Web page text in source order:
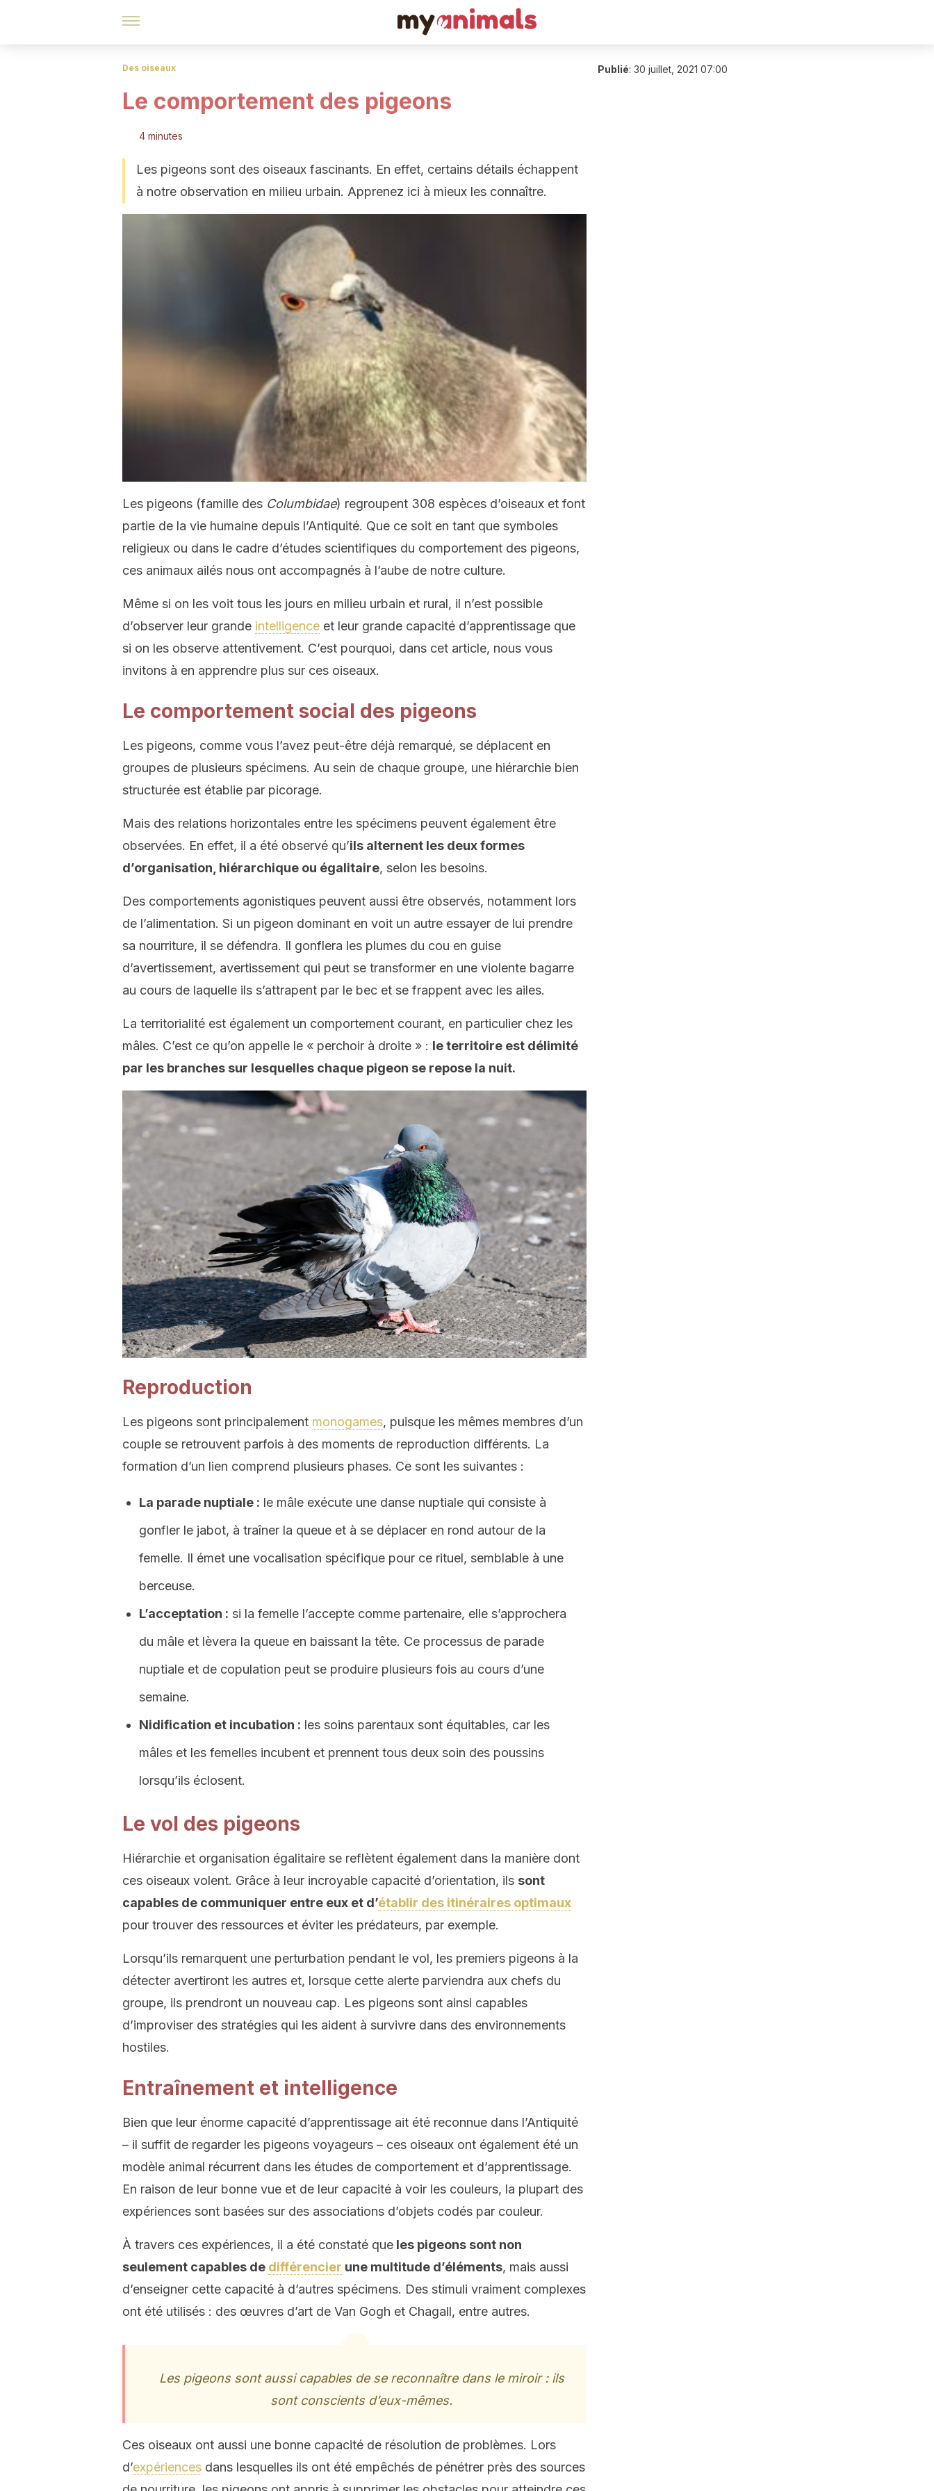
Des oiseaux
Le comportement des pigeons
4 minutes
Les pigeons sont des oiseaux fascinants. En effet, certains détails échappent
à notre observation en milieu urbain. Apprenez ici à mieux les connaître.
Les pigeons (famille des Columbidae) regroupent 308 espèces d’oiseaux et font
partie de la vie humaine depuis l’Antiquité. Que ce soit en tant que symboles
religieux ou dans le cadre d’études scientifiques du comportement des pigeons,
ces animaux ailés nous ont accompagnés à l’aube de notre culture.
Même si on les voit tous les jours en milieu urbain et rural, il n’est possible
d’observer leur grande intelligence et leur grande capacité d’apprentissage que
si on les observe attentivement. C’est pourquoi, dans cet article, nous vous
invitons à en apprendre plus sur ces oiseaux.
Le comportement social des pigeons
Les pigeons, comme vous l’avez peut-être déjà remarqué, se déplacent en
groupes de plusieurs spécimens. Au sein de chaque groupe, une hiérarchie bien
structurée est établie par picorage.
Mais des relations horizontales entre les spécimens peuvent également être
observées. En effet, il a été observé qu’ils alternent les deux formes
d’organisation, hiérarchique ou égalitaire, selon les besoins.
Des comportements agonistiques peuvent aussi être observés, notamment lors
de l’alimentation. Si un pigeon dominant en voit un autre essayer de lui prendre
sa nourriture, il se défendra. Il gonflera les plumes du cou en guise
d’avertissement, avertissement qui peut se transformer en une violente bagarre
au cours de laquelle ils s’attrapent par le bec et se frappent avec les ailes.
La territorialité est également un comportement courant, en particulier chez les
mâles. C’est ce qu’on appelle le « perchoir à droite » : le territoire est délimité
par les branches sur lesquelles chaque pigeon se repose la nuit.
Reproduction
Les pigeons sont principalement monogames, puisque les mêmes membres d’un
couple se retrouvent parfois à des moments de reproduction différents. La
formation d’un lien comprend plusieurs phases. Ce sont les suivantes :
La parade nuptiale : le mâle exécute une danse nuptiale qui consiste à
gonfler le jabot, à traîner la queue et à se déplacer en rond autour de la
femelle. Il émet une vocalisation spécifique pour ce rituel, semblable à une
berceuse.
L’acceptation : si la femelle l’accepte comme partenaire, elle s’approchera
du mâle et lèvera la queue en baissant la tête. Ce processus de parade
nuptiale et de copulation peut se produire plusieurs fois au cours d’une
semaine.
Nidification et incubation : les soins parentaux sont équitables, car les
mâles et les femelles incubent et prennent tous deux soin des poussins
lorsqu’ils éclosent.
Le vol des pigeons
Hiérarchie et organisation égalitaire se reflètent également dans la manière dont
ces oiseaux volent. Grâce à leur incroyable capacité d’orientation, ils sont
capables de communiquer entre eux et d’établir des itinéraires optimaux
pour trouver des ressources et éviter les prédateurs, par exemple.
Lorsqu’ils remarquent une perturbation pendant le vol, les premiers pigeons à la
détecter avertiront les autres et, lorsque cette alerte parviendra aux chefs du
groupe, ils prendront un nouveau cap. Les pigeons sont ainsi capables
d’improviser des stratégies qui les aident à survivre dans des environnements
hostiles.
Entraînement et intelligence
Bien que leur énorme capacité d’apprentissage ait été reconnue dans l’Antiquité
– il suffit de regarder les pigeons voyageurs – ces oiseaux ont également été un
modèle animal récurrent dans les études de comportement et d’apprentissage.
En raison de leur bonne vue et de leur capacité à voir les couleurs, la plupart des
expériences sont basées sur des associations d’objets codés par couleur.
À travers ces expériences, il a été constaté que les pigeons sont non
seulement capables de différencier une multitude d’éléments, mais aussi
d’enseigner cette capacité à d’autres spécimens. Des stimuli vraiment complexes
ont été utilisés : des œuvres d’art de Van Gogh et Chagall, entre autres.
Les pigeons sont aussi capables de se reconnaître dans le miroir : ils
sont conscients d’eux-mêmes.
Ces oiseaux ont aussi une bonne capacité de résolution de problèmes. Lors
d’expériences dans lesquelles ils ont été empêchés de pénétrer près des sources
Publié: 30 juillet, 2021 07:00